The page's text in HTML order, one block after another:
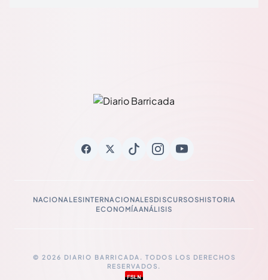
NACIONALESINTERNACIONALESDISCURSOSHISTORIA
ECONOMÍAANÁLISIS
© 2026 DIARIO BARRICADA. TODOS LOS DERECHOS
RESERVADOS.